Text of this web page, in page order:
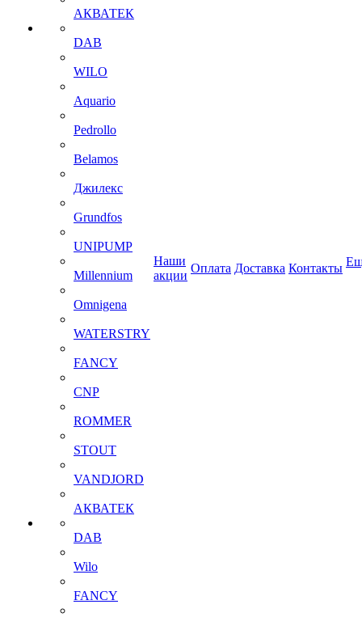
АКВАТЕК
DAB
WILO
Aquario
Pedrollo
Belamos
Джилекс
Grundfos
UNIPUMP
Millennium
Omnigena
WATERSTRY
FANCY
CNP
ROMMER
STOUT
VANDJORD
АКВАТЕК
DAB
Wilo
FANCY
Наши
акции
Оплата Доставка Контакты